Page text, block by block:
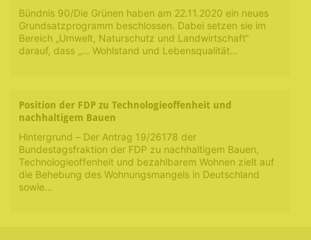
Bündnis 90/Die Grünen haben am 22.11.2020 ein neues
Grundsatzprogramm beschlossen. Dabei setzen sie im
Bereich „Umwelt, Naturschutz und Landwirtschaft“
darauf, dass „… Wohlstand und Lebensqualität…
Position der FDP zu Technologieoffenheit und
nachhaltigem Bauen
Hintergrund – Der Antrag 19/26178 der
Bundestagsfraktion der FDP zu nachhaltigem Bauen,
Technologieoffenheit und bezahlbarem Wohnen zielt auf
die Behebung des Wohnungsmangels in Deutschland
sowie…